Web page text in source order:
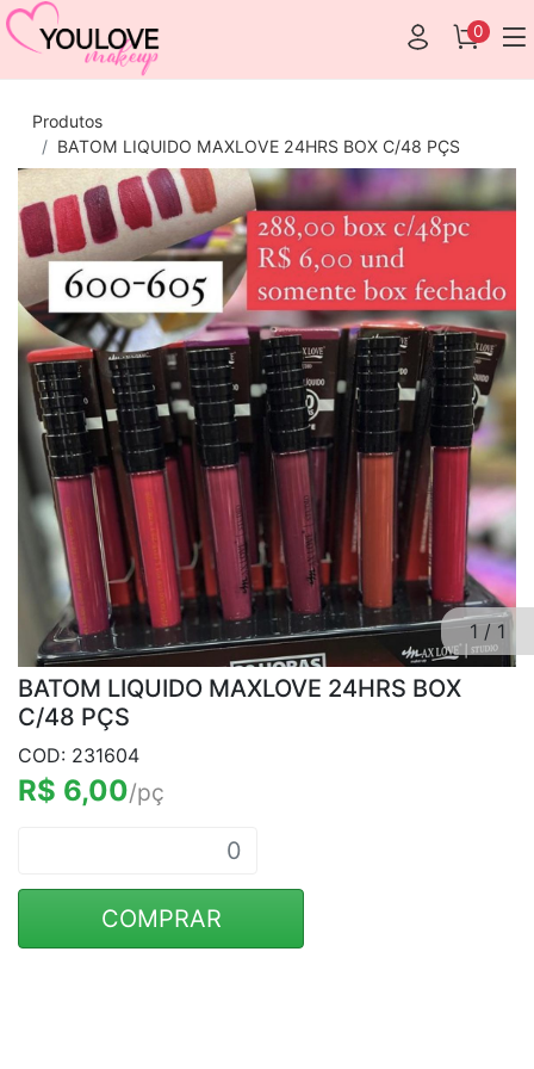
0
Produtos
BATOM LIQUIDO MAXLOVE 24HRS BOX C/48 PÇS
1 / 1
BATOM LIQUIDO MAXLOVE 24HRS BOX
C/48 PÇS
COD: 231604
R$ 6,00/pç
COMPRAR